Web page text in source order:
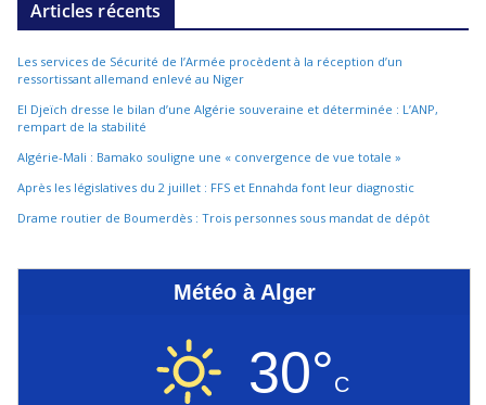
Articles récents
Les services de Sécurité de l’Armée procèdent à la réception d’un
ressortissant allemand enlevé au Niger
El Djeïch dresse le bilan d’une Algérie souveraine et déterminée : L’ANP,
rempart de la stabilité
Algérie-Mali : Bamako souligne une « convergence de vue totale »
Après les législatives du 2 juillet : FFS et Ennahda font leur diagnostic
Drame routier de Boumerdès : Trois personnes sous mandat de dépôt
Météo à Alger
30°C